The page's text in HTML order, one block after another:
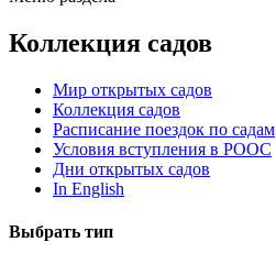
Коллекция садов
Мир открытых садов
Коллекция садов
Расписание поездок по садам
Условия вступления в РООС
Дни открытых садов
In English
Выбрать тип